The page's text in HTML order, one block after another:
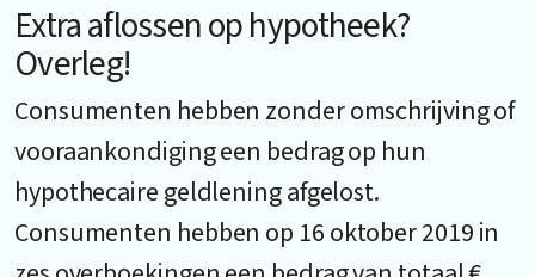
Extra aflossen op hypotheek?
Overleg!
Consumenten hebben zonder omschrijving of
vooraankondiging een bedrag op hun
hypothecaire geldlening afgelost.
Consumenten hebben op 16 oktober 2019 in